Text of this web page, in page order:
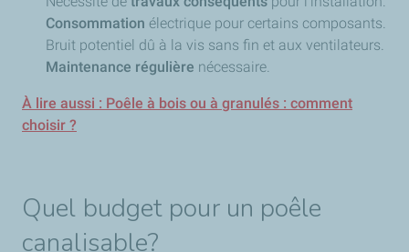
Consommation électrique pour certains composants.
Bruit potentiel dû à la vis sans fin et aux ventilateurs.
Maintenance régulière nécessaire.
À lire aussi : Poêle à bois ou à granulés : comment
choisir ?
Quel budget pour un poêle
canalisable?